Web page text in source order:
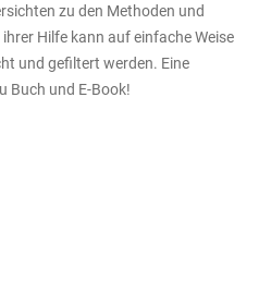
zu den Methoden und
Hilfe kann auf einfache Weise
und gefiltert werden. Eine
Buch und E-Book!